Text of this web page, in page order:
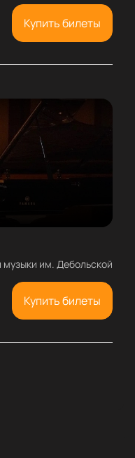
Купить билеты
им. Дебольской
Купить билеты